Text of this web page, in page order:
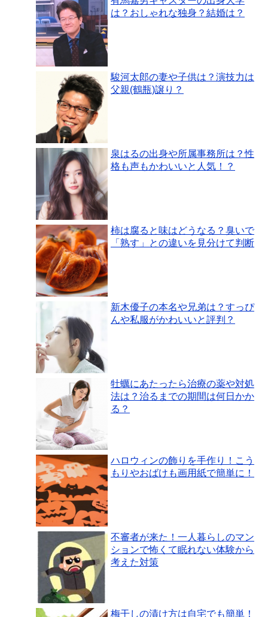
は？おしゃれな独身？結婚は？
駿河太郎の妻や子供は？演技力は
父親(鶴瓶)譲り？
泉はるの出身や所属事務所は？性
格も声もかわいいと人気！？
柿は腐ると味はどうなる？臭いで
「熟す」との違いを見分けて判断
新木優子の本名や兄弟は？すっぴ
んや私服がかわいいと評判？
牡蠣にあたったら治療の薬や対処
法は？治るまでの期間は何日かか
る？
ハロウィンの飾りを手作り！こう
もりやおばけも画用紙で簡単に！
不審者が来た！一人暮らしのマン
ションで怖くて眠れない体験から
考えた対策
梅干しの漬け方は自宅でも簡単！